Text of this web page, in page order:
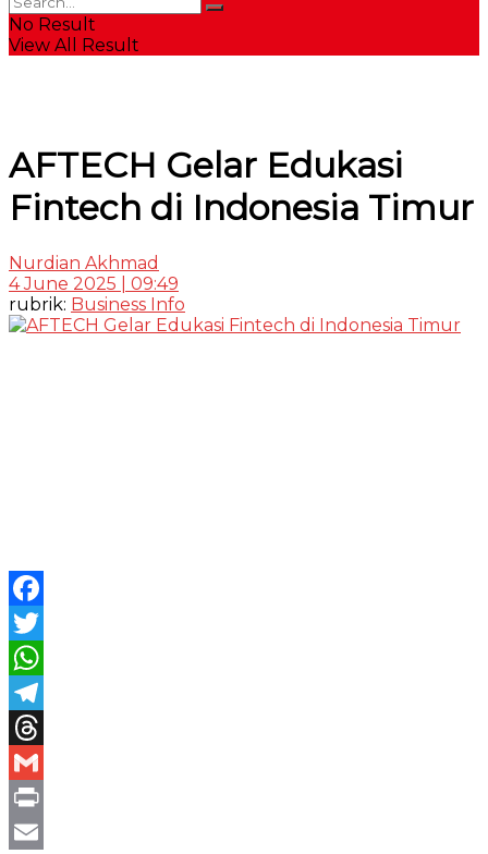
No Result
View All Result
AFTECH Gelar Edukasi
Fintech di Indonesia Timur
Nurdian Akhmad
4 June 2025 | 09:49
rubrik: Business Info
Facebook
Twitter
WhatsApp
Telegram
Threads
Gmail
Print